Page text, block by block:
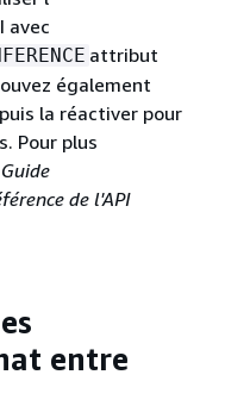
avec
attribut
également
la réactiver pour
Pour plus
Guide
de l'API
entre